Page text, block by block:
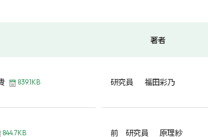
著者
839.1KB 研究員 福田彩乃
844.7KB 前 研究員 原理紗